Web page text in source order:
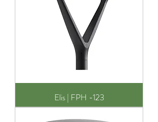
Elis | FPH -123